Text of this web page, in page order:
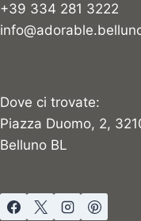
+39 334 281 3222
Dove ci trovate:
Piazza Duomo, 2,
Belluno BL